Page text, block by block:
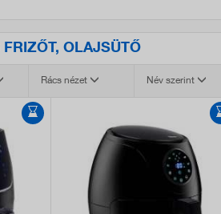
OLAJSÜTŐ
Név szerint
Rács nézet